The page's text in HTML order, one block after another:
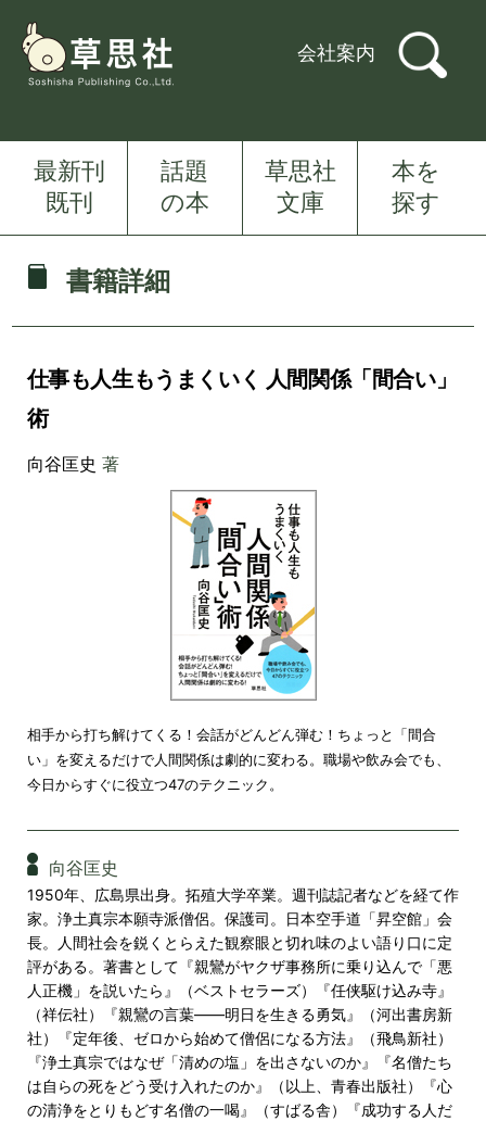
会社案内
最新刊
既刊
話題
の本
草思社
文庫
本を
探す
書籍詳細
仕事も人生もうまくいく 人間関係「間合い」
術
向谷匡史 著
相手から打ち解けてくる！会話がどんどん弾む！ちょっと「間合
い」を変えるだけで人間関係は劇的に変わる。職場や飲み会でも、
今日からすぐに役立つ47のテクニック。
向谷匡史
1950年、広島県出身。拓殖大学卒業。週刊誌記者などを経て作
家。浄土真宗本願寺派僧侶。保護司。日本空手道「昇空館」会
長。人間社会を鋭くとらえた観察眼と切れ味のよい語り口に定
評がある。著書として『親鸞がヤクザ事務所に乗り込んで「悪
人正機」を説いたら』（ベストセラーズ）『任侠駆け込み寺』
（祥伝社）『親鸞の言葉――明日を生きる勇気』（河出書房新
社）『定年後、ゼロから始めて僧侶になる方法』（飛鳥新社）
『浄土真宗ではなぜ「清めの塩」を出さないのか』『名僧たち
は自らの死をどう受け入れたのか』（以上、青春出版社）『心
の清浄をとりもどす名僧の一喝』（すばる舎）『成功する人だ